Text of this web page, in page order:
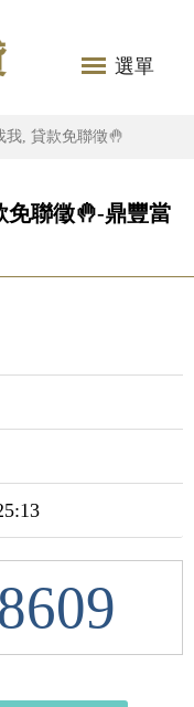
選單
我, 貸款免聯徵🤚
免聯徵🤚-鼎豐當